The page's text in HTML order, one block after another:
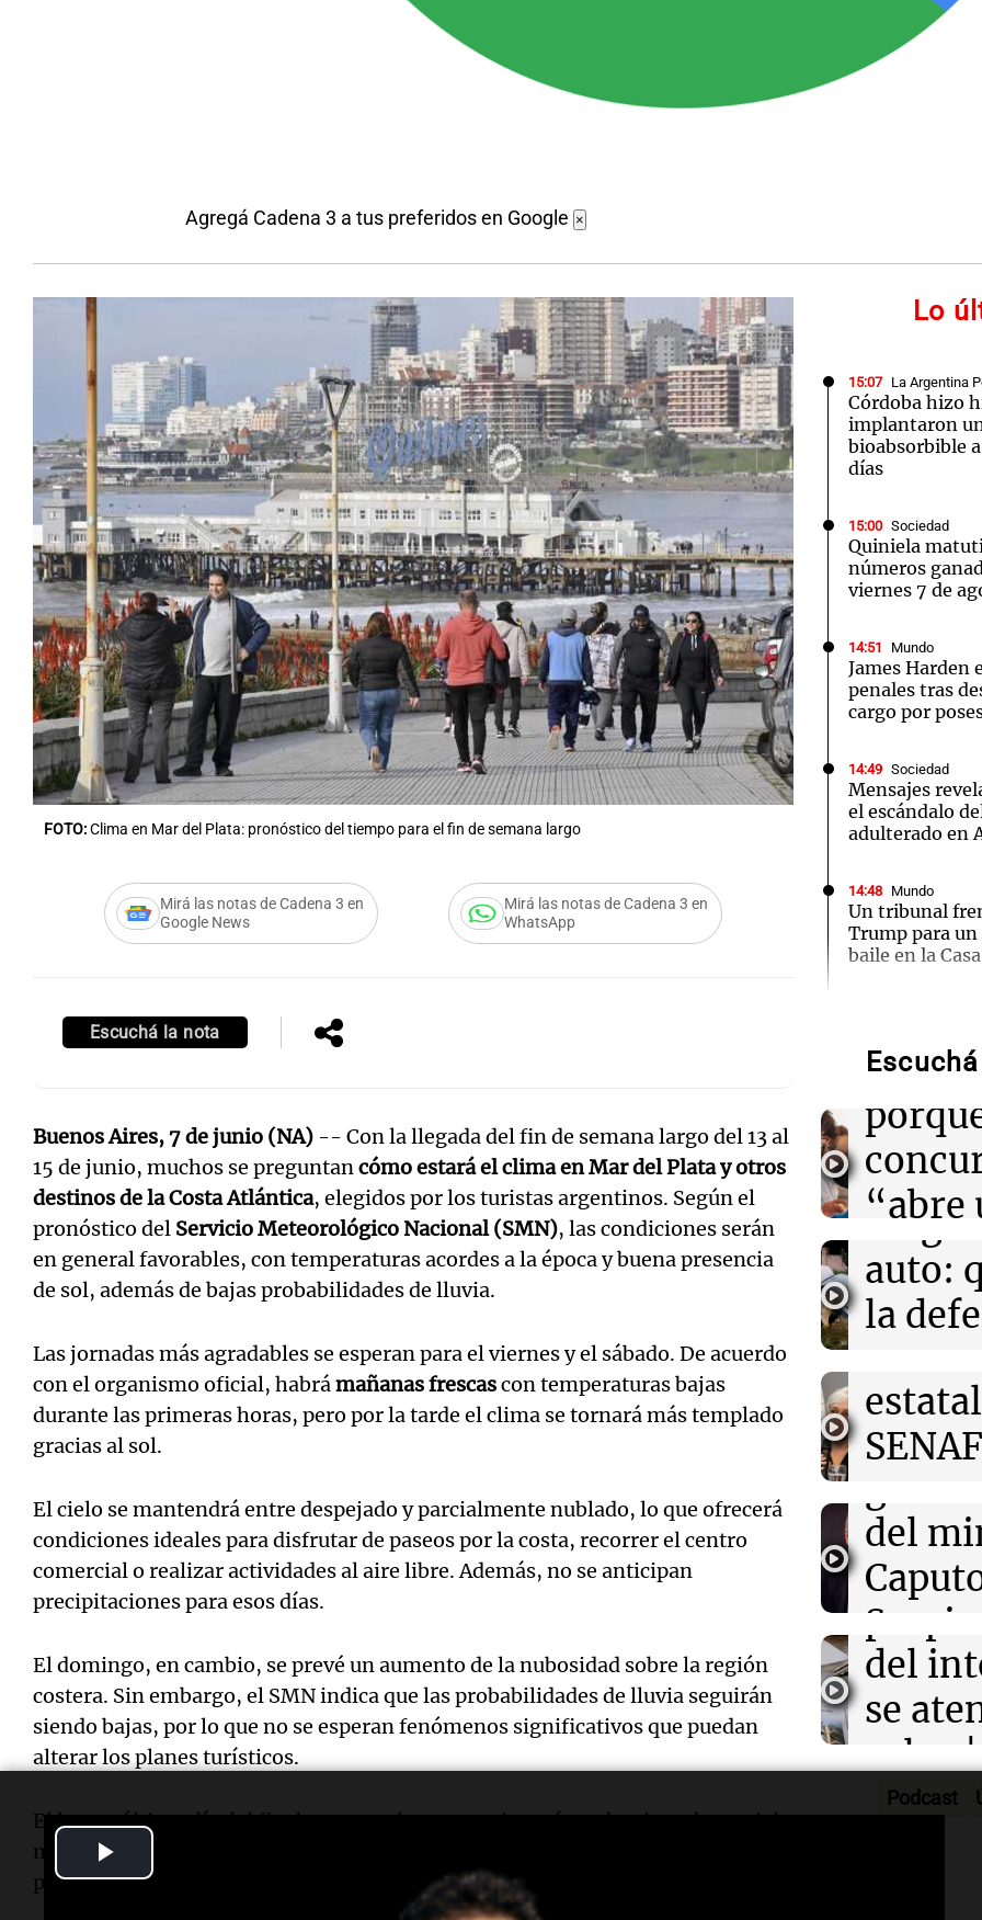
Agregá Cadena 3 a tus preferidos en Google ×
FOTO:Clima en Mar del Plata: pronóstico del tiempo para el fin de semana largo
Mirá las notas de Cadena 3 en
Google News
Mirá las notas de Cadena 3 en
WhatsApp
Escuchá la nota
Buenos Aires, 7 de junio (NA) -- Con la llegada del fin de semana largo del 13 al
15 de junio, muchos se preguntancómo estará el clima en Mar del Plata y otros
destinos de la Costa Atlántica, elegidos por los turistas argentinos. Según el
pronóstico del Servicio Meteorológico Nacional (SMN), las condiciones serán
en general favorables, con temperaturas acordes a la época y buena presencia
de sol, además de bajas probabilidades de lluvia.
Las jornadas más agradables se esperan para el viernes y el sábado. De acuerdo
con el organismo oficial, habrámañanas frescascon temperaturas bajas
durante las primeras horas, pero por la tarde el clima se tornará más templado
gracias al sol.
El cielo se mantendrá entre despejado y parcialmente nublado, lo que ofrecerá
condiciones ideales para disfrutar de paseos por la costa, recorrer el centro
comercial o realizar actividades al aire libre. Además, no se anticipan
precipitaciones para esos días.
El domingo, en cambio, se prevé un aumento de la nubosidad sobre la región
costera. Sin embargo, el SMN indica que las probabilidades de lluvia seguirán
siendo bajas, por lo que no se esperan fenómenos significativos que puedan
alterar los planes turísticos.
El lunes, último día del fin de semana largo, continuará predominando un cielo
mayormente nublado, aunque las temperaturas serán similares a las de los días
previos.
Lo
15:07 La Argentina
Córdoba hizo
implantaron
bioabsorbible
días
15:00 Sociedad
Quiniela
números
viernes 7 de
14:51 Mundo
James Harden
penales tras
cargo por
14:49 Sociedad
Mensajes
el escándalo
adulterado en
14:48 Mundo
Un tribunal
Trump para un
baile en la
gastronómico
plato antes de
14:35
Acuerdo de
Saudí, Turquía
fortalece la
Sociedad
"Dos dedos de
origen de una
Excarcelan a
ANMAT e
fentanilo
“abre
Edición
Audio.
fuego
auto:
la
Episodios
Audio.
que
por
Episodios
Audio.
del
Sergio
3x1:4
Episodios
Audio.
del
se
rulos
Audio.
la
Villa
Audio.
Podcast